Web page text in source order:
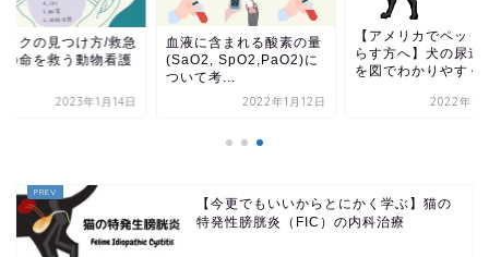
ックの見つけ方/救急
の命を救う動物看護
2023年1月14日
血液に含まれる酸素の量
(SaO2, SpO2,PaO2)に
ついて考...
2022年1月12日
【アメリカでペット
らす方へ】犬の尿道
を図でわかりやすく
2022年7
【今更でもいいからとにかく学ぶ】猫の
特発性膀胱炎（FIC）の内科治療